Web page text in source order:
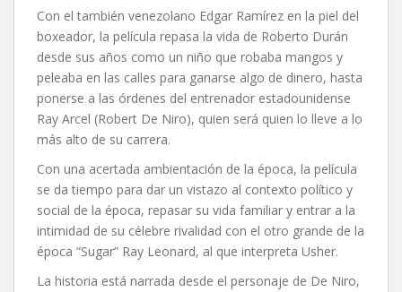
Con el también venezolano Edgar Ramírez en la piel del
boxeador, la película repasa la vida de Roberto Durán
desde sus años como un niño que robaba mangos y
peleaba en las calles para ganarse algo de dinero, hasta
ponerse a las órdenes del entrenador estadounidense
Ray Arcel (Robert De Niro), quien será quien lo lleve a lo
más alto de su carrera.
Con una acertada ambientación de la época, la película
se da tiempo para dar un vistazo al contexto político y
social de la época, repasar su vida familiar y entrar a la
intimidad de su célebre rivalidad con el otro grande de la
época “Sugar” Ray Leonard, al que interpreta Usher.
La historia está narrada desde el personaje de De Niro,